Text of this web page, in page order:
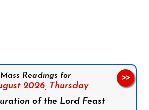
Mass Readings for
2026, Thursday
of the Lord Feast
>>